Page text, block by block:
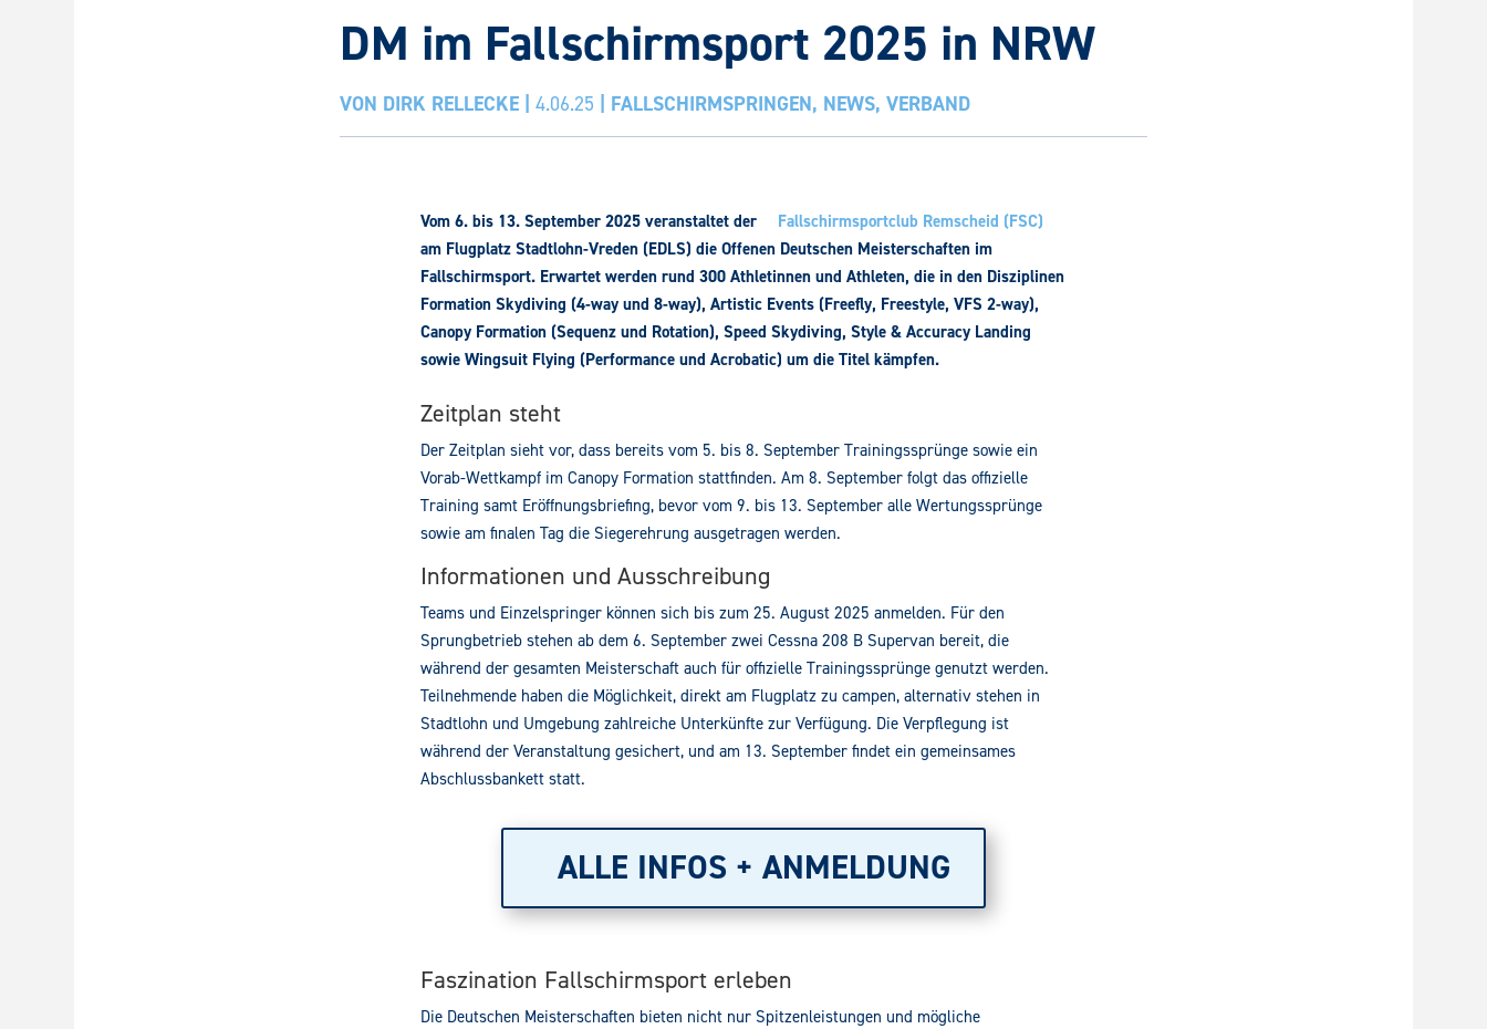
DM im Fallschirmsport 2025 in NRW
VON DIRK RELLECKE |4.06.25 FALLSCHIRMSPRINGEN, NEWS,VERBAND
Vom 6. bis 13. September 2025 veranstaltet der
Fallschirmsportclub Remscheid (FSC)
am Flugplatz Stadtlohn-Vreden (EDLS) die Offenen Deutschen Meisterschaften im
Fallschirmsport. Erwartet werden rund 300 Athletinnen und Athleten, die in den Disziplinen
Formation Skydiving (4-way und 8-way), Artistic Events (Freefly, Freestyle, VFS 2-way),
Canopy Formation (Sequenz und Rotation), Speed Skydiving, Style & Accuracy Landing
sowie Wingsuit Flying (Performance und Acrobatic) um die Titel kämpfen.
Zeitplan steht
Der Zeitplan sieht vor, dass bereits vom 5. bis 8. September Trainingssprünge sowie ein
Vorab-Wettkampf im Canopy Formation stattfinden. Am 8. September folgt das offizielle
Training samt Eröffnungsbriefing, bevor vom 9. bis 13. September alle Wertungssprünge
sowie am finalen Tag die Siegerehrung ausgetragen werden.
Informationen und Ausschreibung
Teams und Einzelspringer können sich bis zum 25. August 2025 anmelden. Für den
Sprungbetrieb stehen ab dem 6. September zwei Cessna 208 B Supervan bereit, die
während der gesamten Meisterschaft auch für offizielle Trainingssprünge genutzt werden.
Teilnehmende haben die Möglichkeit, direkt am Flugplatz zu campen, alternativ stehen in
Stadtlohn und Umgebung zahlreiche Unterkünfte zur Verfügung. Die Verpflegung ist
während der Veranstaltung gesichert, und am 13. September findet ein gemeinsames
Abschlussbankett statt.
ALLE INFOS + ANMELDUNG
Faszination Fallschirmsport erleben
Die Deutschen Meisterschaften bieten nicht nur Spitzenleistungen und mögliche